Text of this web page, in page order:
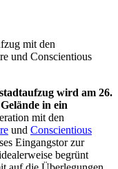
wird am 26.
in ein
mit den
und Conscientious
Eingangstor zur
begrünt